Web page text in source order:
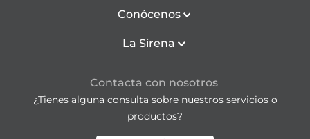
Conócenos
La Sirena
Contacta con nosotros
¿Tienes alguna consulta sobre nuestros servicios o
productos?